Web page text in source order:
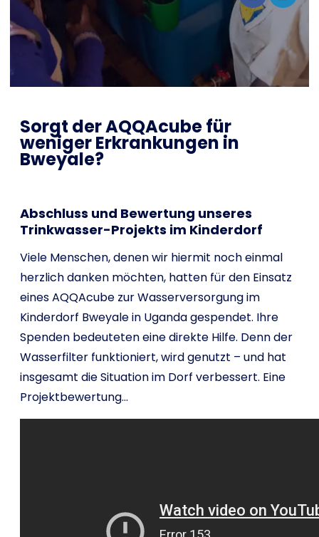
Shop
Français
Sorgt der AQQAcube für
weniger Erkrankungen in
Bweyale?
Abschluss und Bewertung unseres
Trinkwasser-Projekts im Kinderdorf
Viele Menschen, denen wir hiermit noch einmal
herzlich danken möchten, hatten für den Einsatz
eines AQQAcube zur Wasserversorgung im
Kinderdorf Bweyale in Uganda gespendet. Ihre
Spenden bedeuteten eine direkte Hilfe. Denn der
Wasserfilter funktioniert, wird genutzt – und hat
insgesamt die Situation im Dorf verbessert. Eine
Projektbewertung…